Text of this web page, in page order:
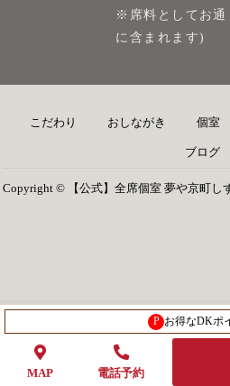
※席料としてお通
に含まれます)
こだわり おしながき 個室
ブログ
Copyright © 【公式】全席個室 夢や京町し
P お得なDKポ
MAP 電話予約